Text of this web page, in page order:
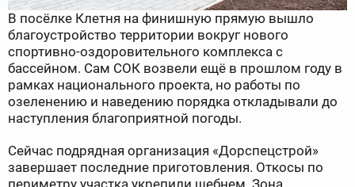
В посёлке Клетня на финишную прямую вышло
благоустройство территории вокруг нового
спортивно-оздоровительного комплекса с
бассейном. Сам СОК возвели ещё в прошлом году в
рамках национального проекта, но работы по
озеленению и наведению порядка откладывали до
наступления благоприятной погоды.
Сейчас подрядная организация «Дорспецстрой»
завершает последние приготовления. Откосы по